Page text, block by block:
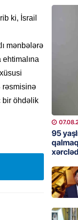
ki, İsrail
mənbələrə
rəsmisinə
bir öhdəlik
Çin
MANŞET
“Birgə
95